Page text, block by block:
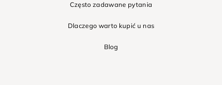
Często zadawane pytania
Dlaczego warto kupić u nas
Blog